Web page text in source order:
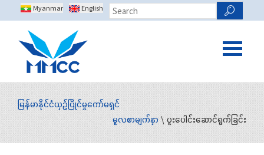
Myanmar English
မြန်မာနိုင်ငံယှဉ်ပြိုင်မှုကော်မရှင်
မူလစာမျက်နှာ \ ပူးပေါင်းဆောင်ရွက်ခြင်း